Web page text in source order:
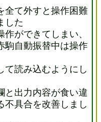
全て外すと操作困難
した
作ができてしまい、
駒自動振替中は操作
て読み込むようにし
と出力内容が食い違
不具合を改善しまし